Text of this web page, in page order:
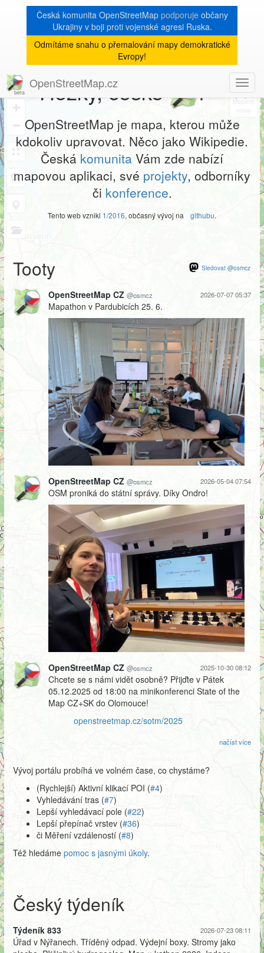
Česká komunita OpenStreetMap podporujeobčany
Ukrajiny v boji proti vojenské agresi Ruska.
Odmítáme snahu o přemalování mapy demokratické
Evropy!
OpenStreetMap.cz
8
+
−
×
Hezky, české !
OpenStreetMap je mapa, kterou může
kdokoliv upravovat. Něco jako Wikipedie.
Česká komunita Vám zde nabízí
mapovou aplikaci, své projekty, odborníky
či konference.
Tento web vznikl 1/2016, občasný vývoj na githubu.
Tooty Sledovat @osmcz
2026-07-07 05:37
OpenStreetMap CZ @osmcz
Mapathon v Pardubicích 25. 6.
2026-05-04 07:54
OpenStreetMap CZ @osmcz
OSM proniká do státní správy. Díky Ondro!
2025-10-30 08:12
OpenStreetMap CZ @osmcz
Chcete se s námi vidět osobně? Přijďte v Pátek
05.12.2025 od 18:00 na minikonferenci State of the
Map CZ+SK do Olomouce!
openstreetmap.cz/sotm/2025
načíst více
Vývoj portálu probíhá ve volném čase, co chystáme?
(Rychlejší) Aktivní klikací POI (#4)
Vyhledávání tras (#7)
Lepší vyhledávací pole (#22)
Lepší přepínač vrstev (#36)
či Měření vzdáleností (#8)
Též hledáme pomoc s jasnými úkoly.
Český týdeník
2026-07-23 08:11
Týdeník 833
Úřad v Nýřanech. Tříděný odpad. Výdejní boxy. Stromy jako